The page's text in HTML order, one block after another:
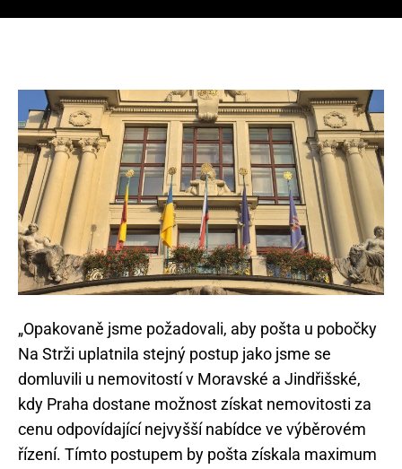
„Opakovaně jsme požadovali, aby pošta u pobočky
Na Strži uplatnila stejný postup jako jsme se
domluvili u nemovitostí v Moravské a Jindřišské,
kdy Praha dostane možnost získat nemovitosti za
cenu odpovídající nejvyšší nabídce ve výběrovém
řízení. Tímto postupem by pošta získala maximum